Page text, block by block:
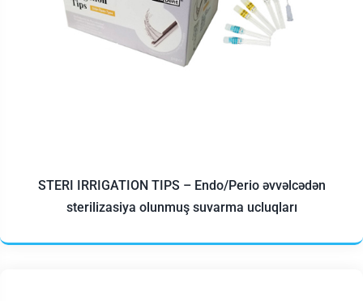
STERI IRRIGATION TIPS – Endo/Perio əvvəlcədən
sterilizasiya olunmuş suvarma ucluqları